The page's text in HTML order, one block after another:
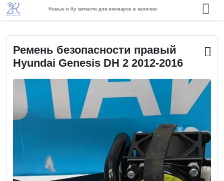
Новые и бу запчасти для иномарок в наличии
Ремень безопасности правый
Hyundai Genesis DH 2 2012-2016